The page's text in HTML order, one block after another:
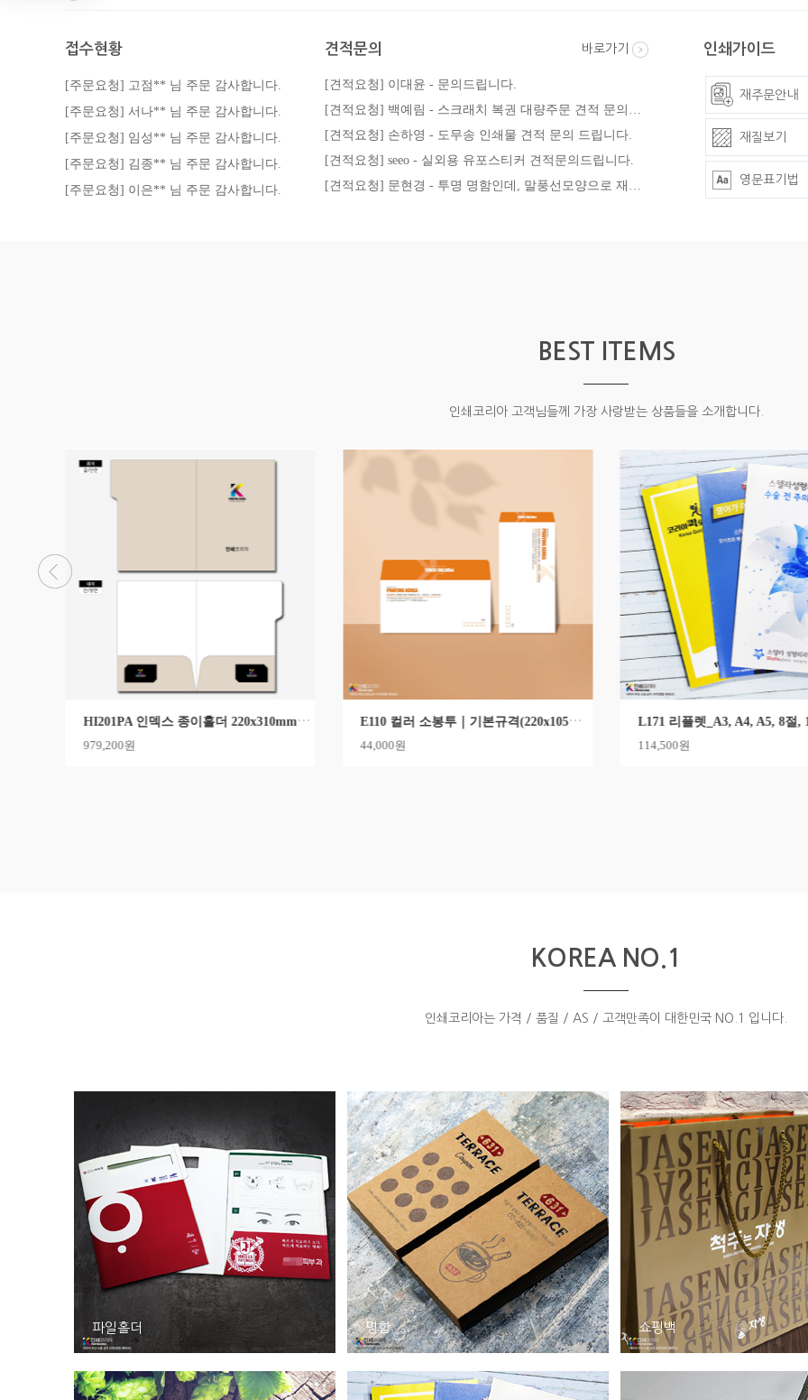
접수현황
[주문요청] 고점** 님 주문 감사합니다.
[주문요청] 서나** 님 주문 감사합니다.
[주문요청] 임성** 님 주문 감사합니다.
[주문요청] 김종** 님 주문 감사합니다.
[주문요청] 이은** 님 주문 감사합니다.
견적문의 바로가기
[견적요청] 이대윤 - 문의드립니다.
[견적요청] 백예림 - 스크래치 복권 대량주문 견적 문의드립니다.
[견적요청] 손하영 - 도무송 인쇄물 견적 문의 드립니다.
[견적요청] seeo - 실외용 유포스티커 견적문의드립니다.
[견적요청] 문현경 - 투명 명함인데, 말풍선모양으로 재단하려고요
인쇄가이드
재주문안내
재질보기
영문표기법
BEST ITEMS
인쇄코리아 고객님들께 가장 사랑받는 상품들을 소개합니다.
HI201PA 인덱스 종이홀더 220x310mm｜투포켓
979,200원
E110 컬러 소봉투｜기본규격(220x105mm)
44,000원 114,500원
KOREA NO.1
인쇄코리아는 가격 / 품질 / AS / 고객만족이 대한민국 NO.1 입니다.
파일홀더 명함 쇼핑백